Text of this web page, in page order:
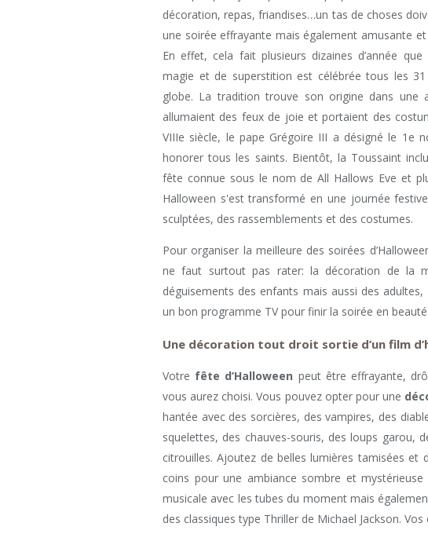
décoration, repas, friandises…un tas de choses
une soirée effrayante mais également amusante
En effet, cela fait plusieurs dizaines d’année
magie et de superstition est célébrée tous les
globe. La tradition trouve son origine dans une
allumaient des feux de joie et portaient des
VIIIe siècle, le pape Grégoire III a désigné le 1e
honorer tous les saints. Bientôt, la Toussaint
fête connue sous le nom de All Hallows Eve et
Halloween s'est transformé en une journée
sculptées, des rassemblements et des costumes.
Pour organiser la meilleure des soirées
ne faut surtout pas rater: la décoration de la
déguisements des enfants mais aussi des
un bon programme TV pour finir la soirée en beauté.
Une décoration tout droit sortie d’un film
Votre fête d’Halloween peut être effrayante,
vous aurez choisi. Vous pouvez opter pour une
hantée avec des sorcières, des vampires, des
squelettes, des chauves-souris, des loups garou,
citrouilles. Ajoutez de belles lumières tamisées et
coins pour une ambiance sombre et
musicale avec les tubes du moment mais
des classiques type Thriller de Michael Jackson.